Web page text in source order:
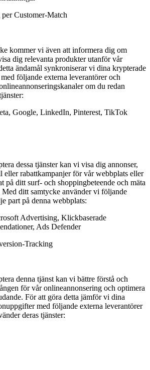
Customer-Match
kommer vi även att informera dig om
dig relevanta produkter utanför vår
ändamål synkroniserar vi dina krypterade
följande externa leverantörer och
om du redan
Google, LinkedIn, Pinterest, TikTok
dessa tjänster kan vi visa dig annonser,
eller rabattkampanjer för vår webbplats eller
på ditt surf- och shoppingbeteende och mäta
Med ditt samtycke använder vi följande
part på denna webbplats:
Advertising, Klickbaserade
Ads Defender
Tracking
denna tjänst kan vi bättre förstå och
för vår onlineannonsering och optimera
För att göra detta jämför vi dina
med följande externa leverantörer
deras tjänster: